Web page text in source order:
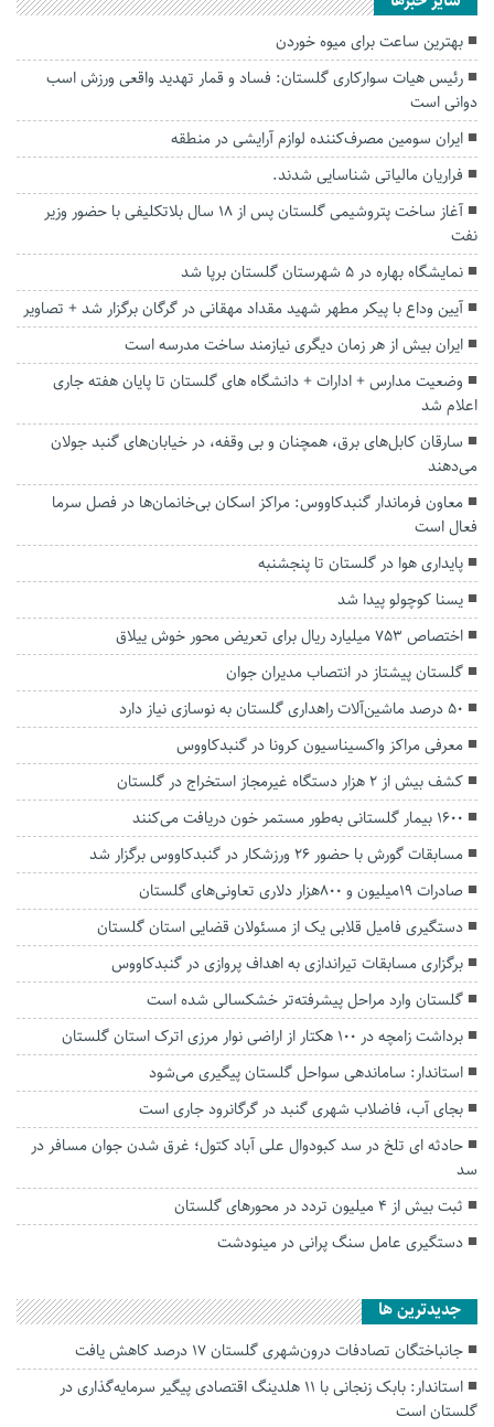
بهترین ساعت برای میوه خوردن
رئیس هیات سوارکاری گلستان: فساد و قمار تهدید واقعی ورزش اسب
دوانی است
ایران سومین مصرف‌کننده لوازم آرایشی در منطقه
فراریان مالیاتی شناسایی شدند.
آغاز ساخت پتروشیمی گلستان پس از ۱۸ سال بلاتکلیفی با حضور وزیر
نفت
نمایشگاه بهاره در ۵ شهرستان گلستان برپا شد
آیین وداع با پیکر مطهر شهید مقداد مهقانی در گرگان برگزار شد + تصاویر
ایران بیش از هر زمان دیگری نیازمند ساخت مدرسه است
وضعیت مدارس + ادارات + دانشگاه های گلستان تا پایان هفته جاری
اعلام شد
سارقان کابل‌های برق، همچنان و بی وقفه، در خیابان‌های گنبد جولان
می‌دهند
معاون فرماندار گنبدکاووس: مراکز اسکان بی‌خانمان‌ها در فصل سرما
فعال است
پایداری هوا در گلستان تا پنجشنبه
یسنا کوچولو پیدا شد
اختصاص ۷۵۳ میلیارد ریال برای تعریض محور خوش ییلاق
گلستان پیشتاز در انتصاب مدیران جوان
۵۰ درصد ماشین‌آلات راهداری گلستان به نوسازی نیاز دارد
معرفی مراکز واکسیناسیون کرونا در گنبدکاووس
کشف بیش از ۲ هزار دستگاه غیرمجاز استخراج در گلستان
۱۶۰۰ بیمار گلستانی به‌طور مستمر خون دریافت می‌کنند
مسابقات گورش با حضور ۲۶ ورزشکار در گنبدکاووس برگزار شد
صادرات ۱۹میلیون و ۸۰۰هزار دلاری تعاونی‌های گلستان
دستگیری فامیل قلابی یک از مسئولان قضایی استان گلستان
برگزاری مسابقات تیراندازی به اهداف پروازی در گنبدکاووس
گلستان وارد مراحل پیشرفته‌تر خشکسالی شده است
برداشت زامچه در ۱٠٠ هکتار از اراضی نوار مرزی اترک استان گلستان
استاندار: ساماندهی سواحل گلستان پیگیری می‌شود
بجای آب، فاضلاب شهری گنبد در گرگانرود جاری است
حادثه ای تلخ در سد کبودوال علی آباد کتول؛ غرق شدن جوان مسافر در
سد
ثبت بیش از ۴ میلیون تردد در محور‌های گلستان
دستگیری عامل سنگ پرانی در مینودشت
جديدترين ها
جانباختگان تصادفات درون‌شهری گلستان ۱۷ درصد کاهش یافت
استاندار: بابک زنجانی با ۱۱ هلدینگ اقتصادی پیگیر سرمایه‌گذاری در
گلستان است